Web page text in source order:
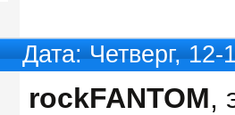
Дата: Четверг,
rockFANTOM,